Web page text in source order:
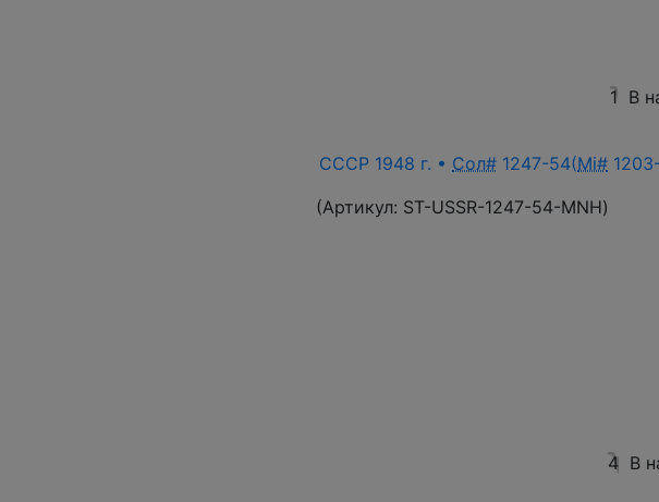
1 В
СССР 1948 г. • Сол# 1247-54(Mi#
(Артикул: ST-USSR-1247-54-MNH)
4 В